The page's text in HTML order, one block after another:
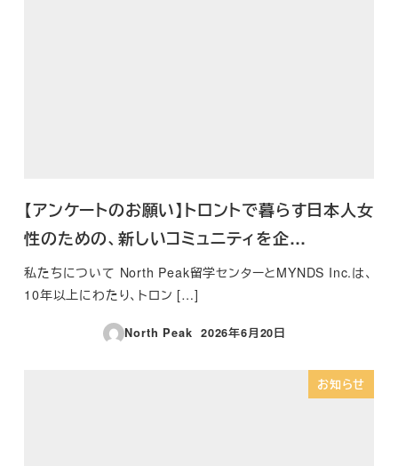
【アンケートのお願い】トロントで暮らす日本人女
性のための、新しいコミュニティを企…
私たちについて North Peak留学センターとMYNDS Inc.は、
10年以上にわたり、トロン […]
North Peak
投稿日
2026年6月20日
お知らせ